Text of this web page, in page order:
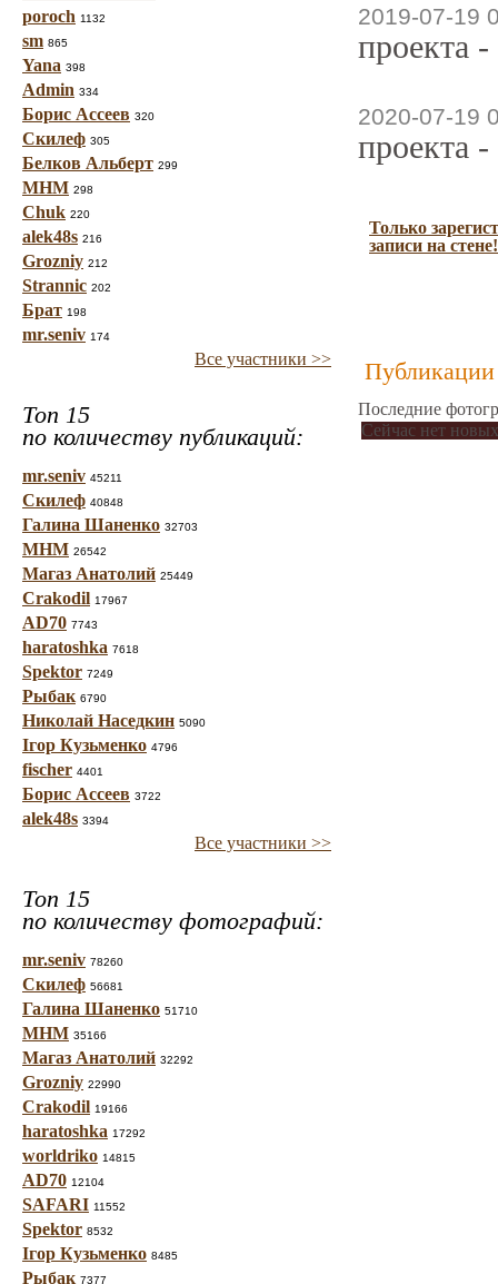
poroch 1132
sm 865
Yana 398
Admin 334
Борис Ассеев 320
Скилеф 305
Белков Альберт 299
МНМ 298
Chuk 220
alek48s 216
Grozniy 212
Strannic 202
Брат 198
mr.seniv 174
Все участники >>
Топ 15
по количеству публикаций:
mr.seniv 45211
Скилеф 40848
Галина Шаненко 32703
МНМ 26542
Магаз Анатолий 25449
Crakodil 17967
AD70 7743
haratoshka 7618
Spektor 7249
Рыбак 6790
Николай Наседкин 5090
Ігор Кузьменко 4796
fischer 4401
Борис Ассеев 3722
alek48s 3394
Все участники >>
Топ 15
по количеству фотографий:
mr.seniv 78260
Скилеф 56681
Галина Шаненко 51710
МНМ 35166
Магаз Анатолий 32292
Grozniy 22990
Crakodil 19166
haratoshka 17292
worldriko 14815
AD70 12104
SAFARI 11552
Spektor 8532
Ігор Кузьменко 8485
Рыбак 7377
2019-07-19
проекта
2020-07-19
проекта
Только
записи на стене!
Публикации
Последние
Сейчас нет